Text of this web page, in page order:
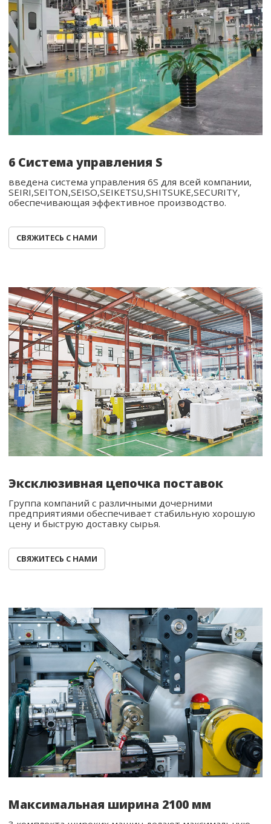
6 Система управления S
введена система управления 6S для всей компании,
SEIRI,SEITON,SEISO,SEIKETSU,SHITSUKE,SECURITY,
обеспечивающая эффективное производство.
СВЯЖИТЕСЬ С НАМИ
Эксклюзивная цепочка поставок
Группа компаний с различными дочерними
предприятиями обеспечивает стабильную хорошую
цену и быструю доставку сырья.
СВЯЖИТЕСЬ С НАМИ
Максимальная ширина 2100 мм